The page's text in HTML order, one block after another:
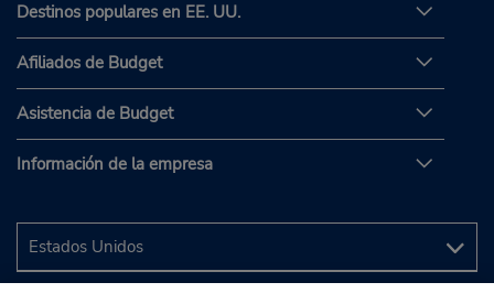
Destinos populares en EE. UU.
Afiliados de Budget
Asistencia de Budget
Información de la empresa